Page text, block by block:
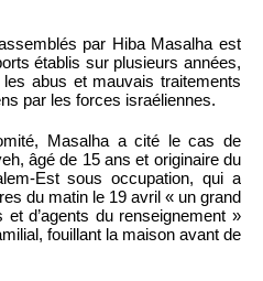
par Hiba Masalha est
établis sur plusieurs années,
abus et mauvais traitements
par les forces israéliennes.
Masalha a cité le cas de
âgé de 15 ans et originaire du
Est sous occupation, qui a
du matin le 19 avril « un grand
d’agents du renseignement »
fouillant la maison avant de